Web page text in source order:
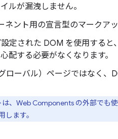
ルが漏洩しません。
ネント用の宣言型のマークア
定された DOM を使用すると
配する必要がなくなります。
ローバル）ページではなく、
、Web Components の外部でも
します。